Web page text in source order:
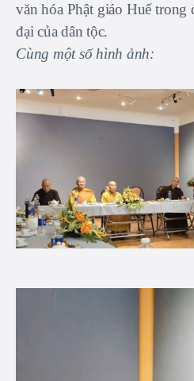
văn hóa Phật giáo Huế
đại của dân tộc.
Cùng một số hình ảnh: